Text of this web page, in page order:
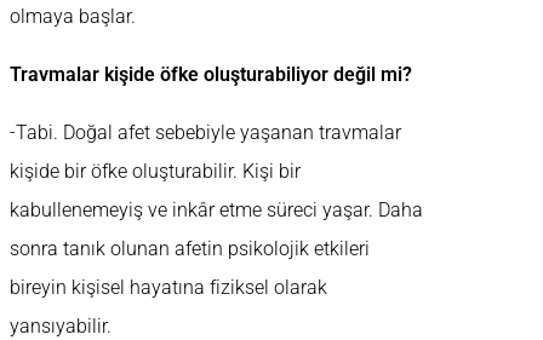
olmaya başlar.
Travmalar kişide öfke oluşturabiliyor değil mi?
-Tabi. Doğal afet sebebiyle yaşanan travmalar
kişide bir öfke oluşturabilir. Kişi bir
kabullenemeyiş ve inkâr etme süreci yaşar. Daha
sonra tanık olunan afetin psikolojik etkileri
bireyin kişisel hayatına fiziksel olarak
yansıyabilir.